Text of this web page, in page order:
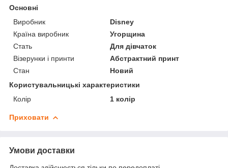
Основні
Виробник
Disney
Країна виробник
Угорщина
Стать
Для дівчаток
Візерунки і принти
Абстрактний принт
Стан
Новий
Користувальницькі характеристики
Колір
1 колір
Приховати
Умови доставки